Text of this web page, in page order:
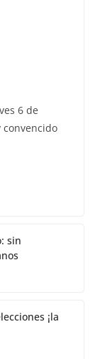
6 de
convencido
sin
¡la